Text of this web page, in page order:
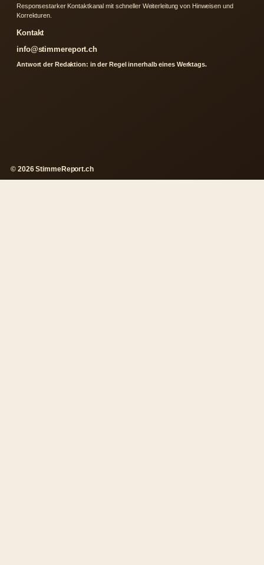
Responsestarker Kontaktkanal mit schneller Weiterleitung von Hinweisen und
Korrekturen.
Kontakt
info@stimmereport.ch
Antwort der Redaktion: in der Regel innerhalb eines Werktags.
© 2026 StimmeReport.ch